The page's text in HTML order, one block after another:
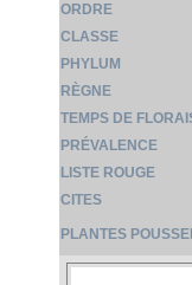
ORDRE
CLASSE
PHYLUM
RÈGNE
TEMPS DE
PRÉVALENCE
LISTE ROUGE
CITES
PLANTES